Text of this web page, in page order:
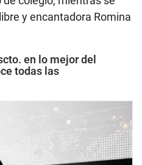
y encantadora Romina
en lo mejor del
todas las